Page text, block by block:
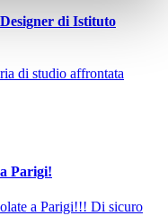
di Istituto
di studio affrontata
Parigi!
a Parigi!!! Di sicuro